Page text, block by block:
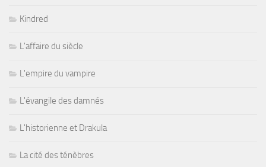
Kindred
L'affaire du siècle
L'empire du vampire
L'évangile des damnés
L'historienne et Drakula
La cité des ténèbres